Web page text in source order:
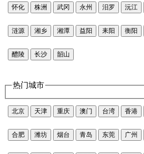
怀化 株洲 武冈 永州 汨罗 沅江
涟源 湘乡 湘潭 益阳 耒阳 衡阳
醴陵 长沙 韶山
热门城市
北京 天津 重庆 澳门 台湾 香港
合肥 潍坊 烟台 青岛 东莞 广州